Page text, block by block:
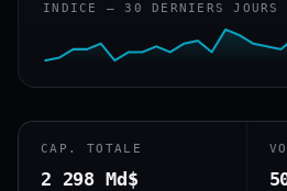
INDICE — 30 DERNIERS JOURS
CAP. TOTALE
2 298 Md$